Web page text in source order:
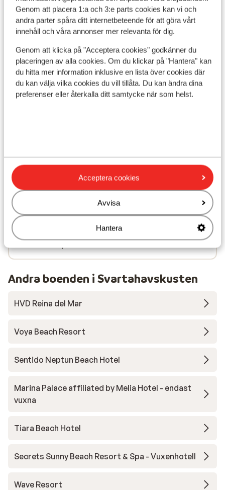
Genom att placera 1:a och 3:e parts cookies kan vi och
andra parter spåra ditt internetbeteende för att göra vårt
innehåll och våra annonser mer relevanta för dig.
Genom att klicka på "Acceptera cookies" godkänner du
placeringen av alla cookies. Om du klickar på "Hantera" kan
du hitta mer information inklusive en lista över cookies där
du kan välja vilka cookies du vill tillåta. Du kan ändra dina
preferenser eller återkalla ditt samtycke när som helst.
Acceptera cookies
Avvisa
Hantera
Visa på karta
I området
Vid stranden (sandstrand, solstolar
(kostnadsfritt) , parasoll (kostnadsfritt) )
I utkanten av centrum
Avstånd till hamnen ca 4 km
Avstånd till busshållplats ca 400 m: till Sveti Vlas &
Avstånd till uttagsautomat ca 1 km
Närmaste butiker ca 800 m
Närmaste kiosk ca 1 km
Närmaste restaurang ca 800 m
Andra boenden i Svartahavskusten
HVD Reina del Mar
Voya Beach Resort
Sentido Neptun Beach Hotel
Marina Palace affiliated by Melia Hotel - endast
vuxna
Tiara Beach Hotel
Secrets Sunny Beach Resort & Spa - Vuxenhotell
Wave Resort